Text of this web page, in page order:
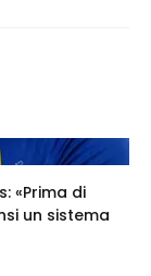
«Prima di
un sistema